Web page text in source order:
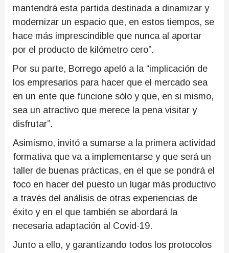
mantendrá esta partida destinada a dinamizar y
modernizar un espacio que, en estos tiempos, se
hace más imprescindible que nunca al aportar
por el producto de kilómetro cero”.
Por su parte, Borrego apeló a la “implicación de
los empresarios para hacer que el mercado sea
en un ente que funcione sólo y que, en si mismo,
sea un atractivo que merece la pena visitar y
disfrutar”.
Asimismo, invitó a sumarse a la primera actividad
formativa que va a implementarse y que será un
taller de buenas prácticas, en el que se pondrá el
foco en hacer del puesto un lugar más productivo
a través del análisis de otras experiencias de
éxito y en el que también se abordará la
necesaria adaptación al Covid-19.
Junto a ello, y garantizando todos los protocolos